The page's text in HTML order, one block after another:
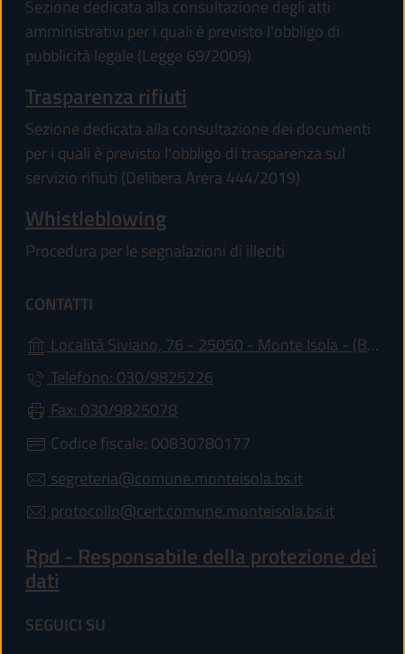
Sezione dedicata alla consultazione degli atti
amministrativi per i quali è previsto l'obbligo di
pubblicità legale (Legge 69/2009)
Trasparenza rifiuti
Sezione dedicata alla consultazione dei documenti
per i quali è previsto l'obbligo di trasparenza sul
servizio rifiuti (Delibera Arera 444/2019)
Whistleblowing
Procedura per le segnalazioni di illeciti
CONTATTI
Località Siviano, 76 - 25050 - Monte Isola - (BS)
Telefono: 030/9825226
Fax: 030/9825078
Codice fiscale: 00830780177
segreteria@comune.monteisola.bs.it
protocollo@cert.comune.monteisola.bs.it
Rpd - Responsabile della protezione dei
dati
SEGUICI SU